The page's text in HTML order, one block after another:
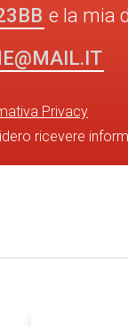
e la mia
Privacy
ricevere